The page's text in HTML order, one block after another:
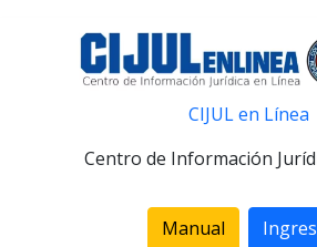
CIJUL en Línea
Centro de Información
Manual